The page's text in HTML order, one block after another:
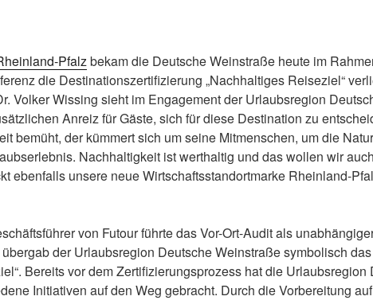
Pfalzbekam die Deutsche Weinstraße heute im
die Destinationszertifizierung „Nachhaltiges Reiseziel“
Volker Wissing sieht im Engagement der Urlaubsregion
Anreiz für Gäste, sich für diese Destination zu
bemüht, der kümmert sich um seine Mitmenschen, um die
Nachhaltigkeit ist werthaltig und das wollen wir
ebenfalls unsere neue Wirtschaftsstandortmarke Rheinland-
von Futour führte das Vor-Ort-Audit als
der Urlaubsregion Deutsche Weinstraße symbolisch
Bereits vor dem Zertifizierungsprozess hat die Urlaubsregion
Initiativen auf den Weg gebracht. Durch die Vorbereitung